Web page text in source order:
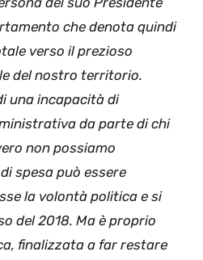
che denota quindi
verso il prezioso
del nostro territorio.
una incapacità di
da parte di chi
non possiamo
spesa può essere
la volontà politica e si
del 2018. Ma è proprio
finalizzata a far restare